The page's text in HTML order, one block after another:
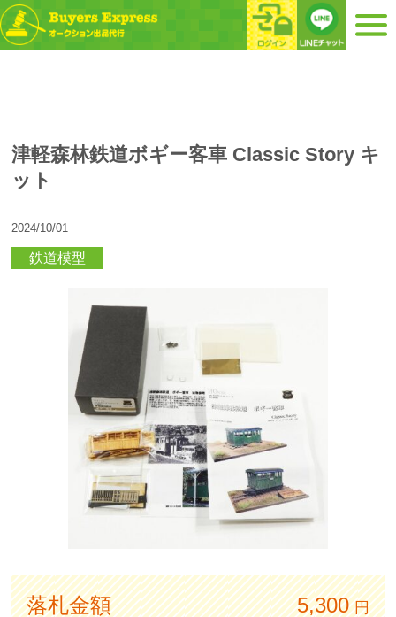
津軽森林鉄道ボギー客車 Classic Story キ
ット
2024/10/01
鉄道模型
落札金額 5,300 円